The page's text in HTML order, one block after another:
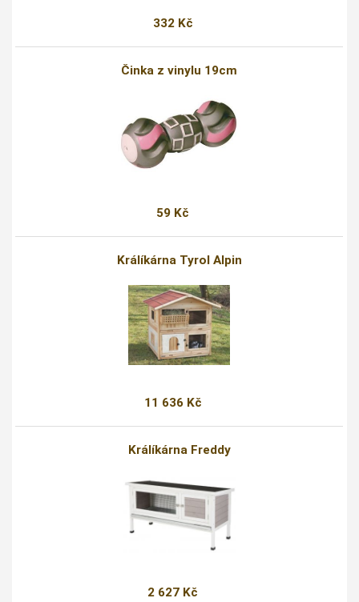
332 Kč
Činka z vinylu 19cm
59 Kč
Králíkárna Tyrol Alpin
11 636 Kč
Králíkárna Freddy
2 627 Kč